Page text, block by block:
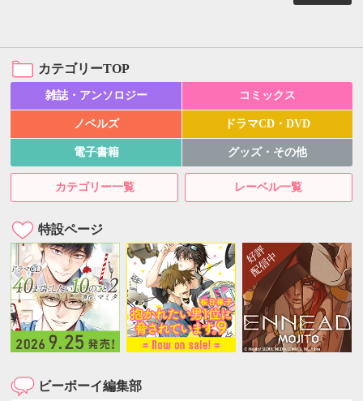
カテゴリーTOP
雑誌・アンソロジー コミックス
ノベルズ ドラマCD・DVD
電子書籍 グッズ・その他
カテゴリー一覧 レーベル一覧
特設ページ
ビーボーイ編集部